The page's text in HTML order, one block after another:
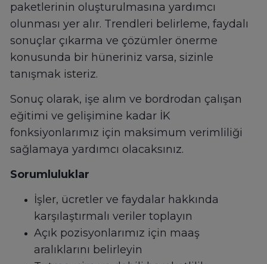
paketlerinin oluşturulmasına yardımcı
olunması yer alır. Trendleri belirleme, faydalı
sonuçlar çıkarma ve çözümler önerme
konusunda bir hüneriniz varsa, sizinle
tanışmak isteriz.
Sonuç olarak, işe alım ve bordrodan çalışan
eğitimi ve gelişimine kadar İK
fonksiyonlarımız için maksimum verimliliği
sağlamaya yardımcı olacaksınız.
Sorumluluklar
İşler, ücretler ve faydalar hakkında
karşılaştırmalı veriler toplayın
Açık pozisyonlarımız için maaş
aralıklarını belirleyin